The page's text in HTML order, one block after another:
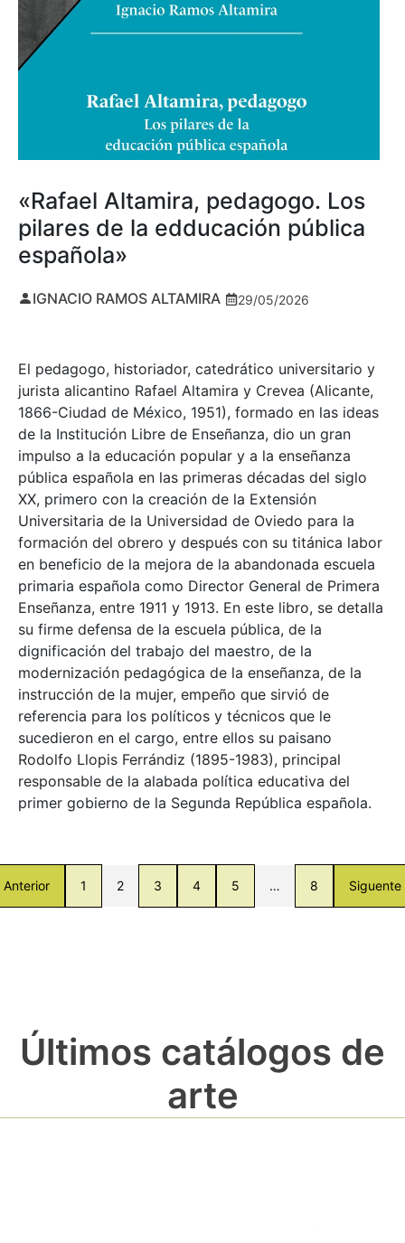
«Rafael Altamira, pedagogo. Los
pilares de la edducación pública
española»
IGNACIO RAMOS ALTAMIRA 29/05/2026
El pedagogo, historiador, catedrático universitario y
jurista alicantino Rafael Altamira y Crevea (Alicante,
1866-Ciudad de México, 1951), formado en las ideas
de la Institución Libre de Enseñanza, dio un gran
impulso a la educación popular y a la enseñanza
pública española en las primeras décadas del siglo
XX, primero con la creación de la Extensión
Universitaria de la Universidad de Oviedo para la
formación del obrero y después con su titánica labor
en beneficio de la mejora de la abandonada escuela
primaria española como Director General de Primera
Enseñanza, entre 1911 y 1913. En este libro, se detalla
su firme defensa de la escuela pública, de la
dignificación del trabajo del maestro, de la
modernización pedagógica de la enseñanza, de la
instrucción de la mujer, empeño que sirvió de
referencia para los políticos y técnicos que le
sucedieron en el cargo, entre ellos su paisano
Rodolfo Llopis Ferrándiz (1895-1983), principal
responsable de la alabada política educativa del
primer gobierno de la Segunda República española.
Anterior 1 2 3 4 5 … 8 Siguente
Últimos catálogos de
arte